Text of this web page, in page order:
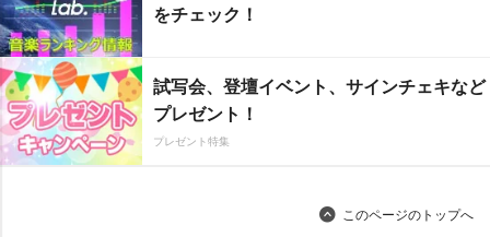
をチェック！
試写会、登壇イベント、サインチェキなど
プレゼント！
プレゼント特集
このページのトップへ